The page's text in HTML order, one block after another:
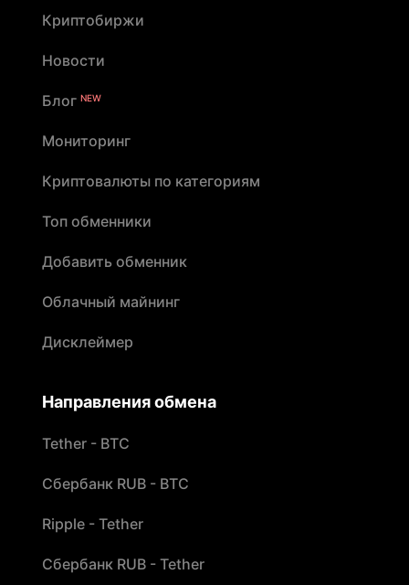
Криптобиржи
Новости
Блог NEW
Мониторинг
Криптовалюты по категориям
Топ обменники
Добавить обменник
Облачный майнинг
Дисклеймер
Направления обмена
Tether - BTC
Сбербанк RUB - BTC
Ripple - Tether
Сбербанк RUB - Tether